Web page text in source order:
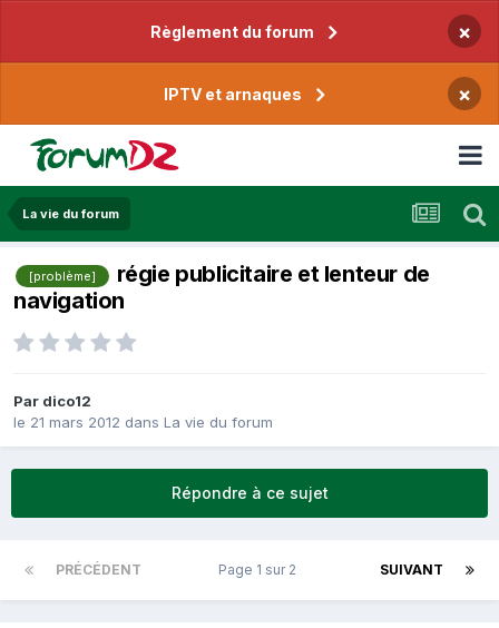
Règlement du forum ×
IPTV et arnaques ×
La vie du forum
[problème]
régie publicitaire et lenteur de
navigation
Par dico12
le 21 mars 2012 dans La vie du forum
Répondre à ce sujet
PRÉCÉDENT SUIVANT
Page 1 sur 2